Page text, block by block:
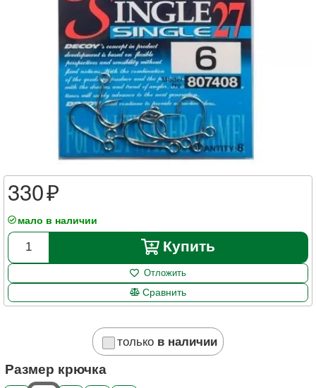
только в наличии
Размер крючка
330
мало в наличии
Купить
Отложить
Сравнить